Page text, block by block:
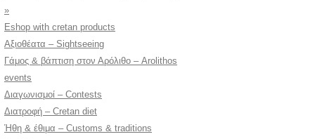
»
Eshop with cretan products
Αξιοθέατα – Sightseeing
Γάμος & βάπτιση στον Αρόλιθο – Arolithos
events
Διαγωνισμοί – Contests
Διατροφή – Cretan diet
Ήθη & έθιμα – Customs & traditions